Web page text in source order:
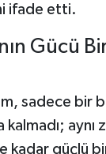
ifade etti.
Gücü
sadece bir
kalmadı; aynı
kadar güçlü